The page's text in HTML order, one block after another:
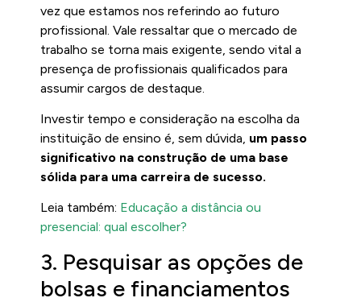
vez que estamos nos referindo ao futuro
profissional. Vale ressaltar que o mercado de
trabalho se torna mais exigente, sendo vital a
presença de profissionais qualificados para
assumir cargos de destaque.
Investir tempo e consideração na escolha da
instituição de ensino é, sem dúvida, um passo
significativo na construção de uma base
sólida para uma carreira de sucesso.
Leia também: Educação a distância ou
presencial: qual escolher?
3. Pesquisar as opções de
bolsas e financiamentos